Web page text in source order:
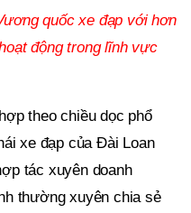
quốc xe đạp với hơn
động trong lĩnh vực
theo chiều dọc phổ
xe đạp của Đài Loan
tác xuyên doanh
thường xuyên chia sẻ